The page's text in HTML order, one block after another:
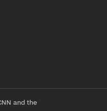
and the